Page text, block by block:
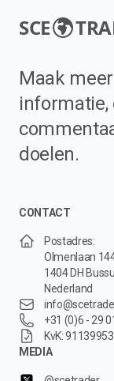
SCE
Maak
doelen.
CONTACT
Postadres:
Olmenlaan
1404 DH
Nederland
+31 (0)6 - 29
KvK: 91139953
MEDIA